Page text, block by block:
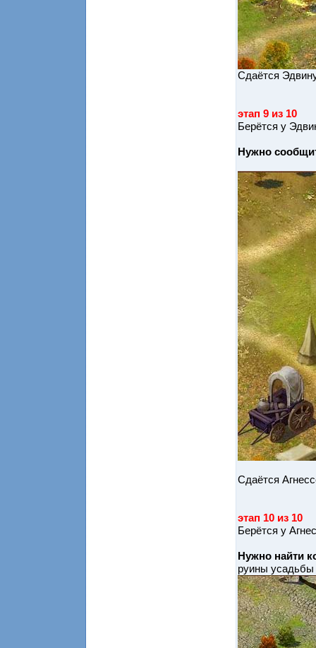
Сдаётся
этап 9 из 10
Берётся у
Нужно
Сдаётся
этап 10 из 10
Берётся у
Нужно найти
руины